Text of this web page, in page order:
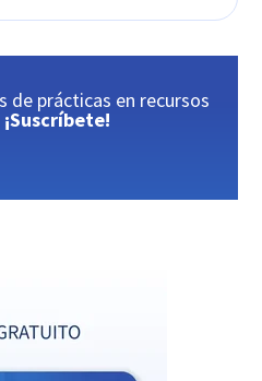
de prácticas en recursos
¡Suscríbete!